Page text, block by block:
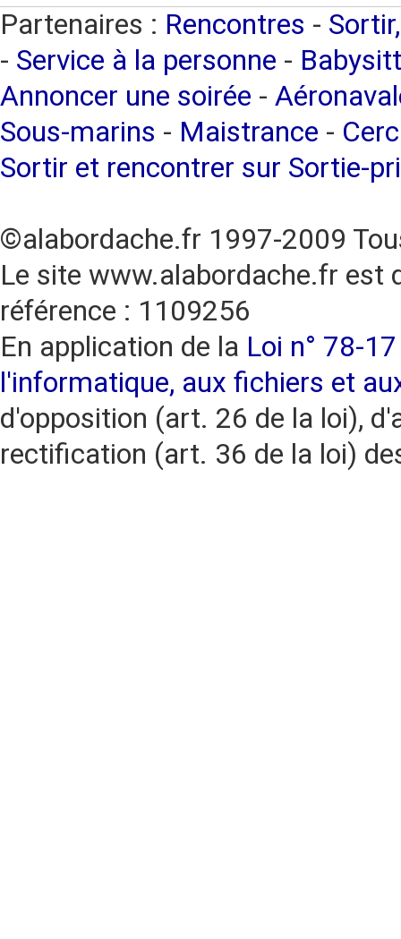
Partenaires : Rencontres -
- Service à la personne -
Annoncer une soirée -
Sous-marins - Maistrance -
Sortir et rencontrer sur Sortie-
©alabordache.fr 1997-2009
Le site www.alabordache.fr est
référence : 1109256
En application de la Loi n° 78-
l'informatique, aux fichiers et
d'opposition (art. 26 de la loi),
rectification (art. 36 de la loi)